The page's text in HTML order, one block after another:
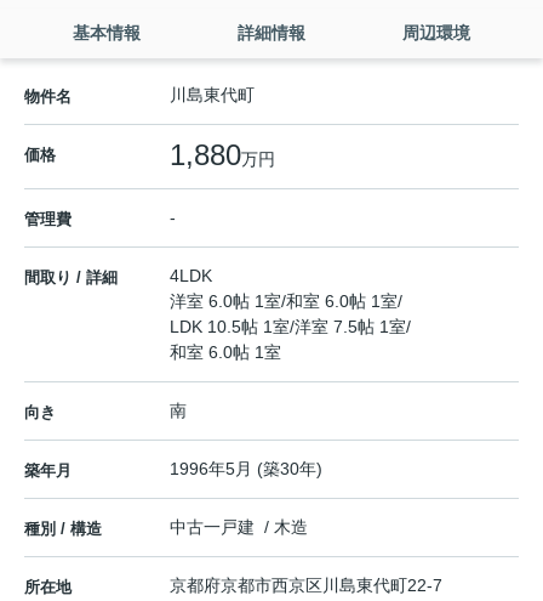
基本情報 詳細情報 周辺環境
物件名 川島東代町
価格 1,880万円
管理費 -
間取り / 詳細
4LDK
洋室 6.0帖 1室/和室 6.0帖 1室/
LDK 10.5帖 1室/洋室 7.5帖 1室/
和室 6.0帖 1室
向き 南
築年月 1996年5月 (築30年)
種別 / 構造 中古一戸建 / 木造
所在地 京都府京都市西京区川島東代町22-7